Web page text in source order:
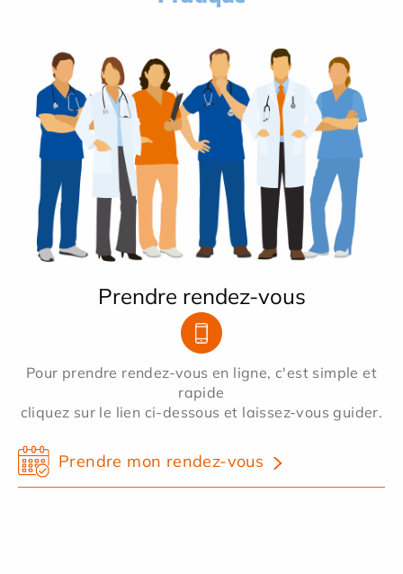
Prendre rendez-vous
Pour prendre rendez-vous en ligne, c'est simple et
rapide
cliquez sur le lien ci-dessous et laissez-vous guider.
Prendre mon rendez-vous